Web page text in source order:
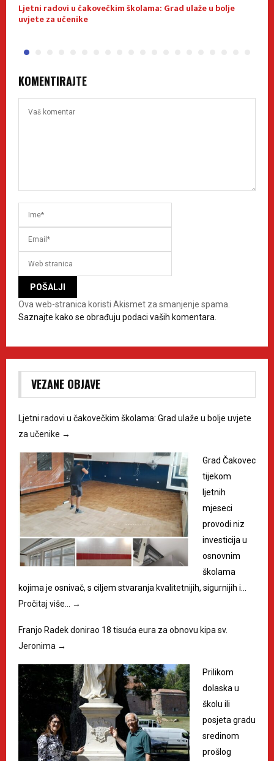
Ljetni radovi u čakovečkim školama: Grad ulaže u bolje
uvjete za učenike
KOMENTIRAJTE
Ova web-stranica koristi Akismet za smanjenje spama.
Saznajte kako se obrađuju podaci vaših komentara.
VEZANE OBJAVE
Ljetni radovi u čakovečkim školama: Grad ulaže u bolje uvjete
za učenike →
Grad Čakovec
tijekom
ljetnih
mjeseci
provodi niz
investicija u
osnovnim
školama
kojima je osnivač, s ciljem stvaranja kvalitetnijih, sigurnijih i…
Pročitaj više…
→
Franjo Radek donirao 18 tisuća eura za obnovu kipa sv.
Jeronima →
Prilikom
dolaska u
školu ili
posjeta gradu
sredinom
prošlog